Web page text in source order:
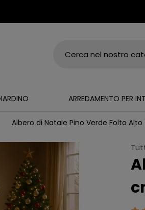
ARREDAMENTO PER
Albero di Natale Pino Verde Folto